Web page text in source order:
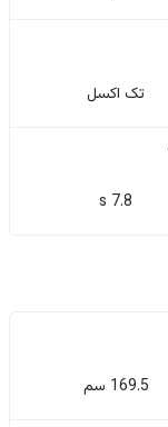
تک اکسل
7.8 s
169.5 سم